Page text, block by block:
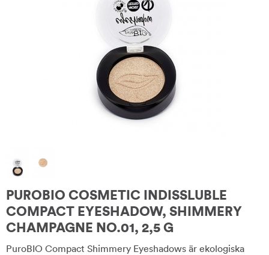
PUROBIO COSMETIC INDISSLUBLE
COMPACT EYESHADOW, SHIMMERY
CHAMPAGNE NO.01, 2,5 G
PuroBIO Compact Shimmery Eyeshadows är ekologiska